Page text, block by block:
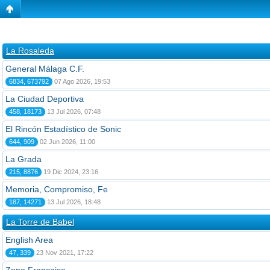
La Rosaleda
General Málaga C.F.
6834, 673792 07 Ago 2026, 19:53
La Ciudad Deportiva
458, 18173 13 Jul 2026, 07:48
El Rincón Estadístico de Sonic
644, 909 02 Jun 2026, 11:00
La Grada
215, 8876 19 Dic 2024, 23:16
Memoria, Compromiso, Fe
187, 14271 13 Jul 2026, 18:48
La Torre de Babel
English Area
47, 339 23 Nov 2021, 17:22